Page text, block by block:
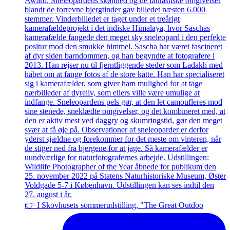
👉 I Skovhusets sommerudstilling, "The Great Outdoo